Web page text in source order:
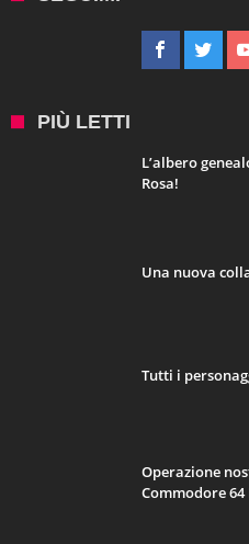
PIÙ LETTI
L’albero
Rosa!
Una nuova
Tutti i
Operazione
Commodore